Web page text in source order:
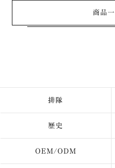
商品
排隊
歷史
OEM/ODM